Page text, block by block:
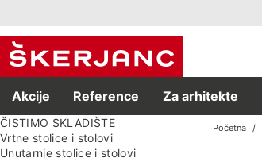
Akcije Reference Za arhitekte
ČISTIMO SKLADIŠTE
Vrtne stolice i stolovi
Unutarnje stolice i stolovi
Početna